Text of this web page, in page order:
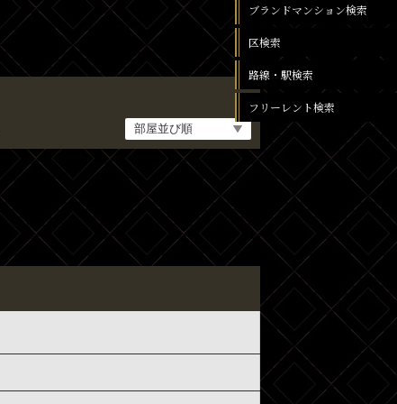
ブランドマンション検索
区検索
路線・駅検索
フリーレント検索